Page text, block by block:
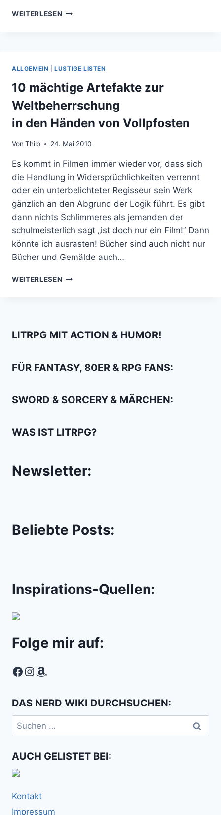
WEITERLESEN DER
GEGENÜBER
AUFWÄRMMONSTERN
ALLGEMEIN |LUSTIGE LISTEN
10 mächtige Artefakte zur
Weltbeherrschung
in den Händen von Vollpfosten
Von Thilo 24. Mai 2010
Es kommt in Filmen immer wieder vor, dass sich
die Handlung in Widersprüchlichkeiten verrennt
oder ein unterbelichteter Regisseur sein Werk
gänzlich an den Abgrund der Logik führt. Es gibt
dann nichts Schlimmeres als jemanden der
schulmeisterlich sagt „ist doch nur ein Film!“ Dann
könnte ich ausrasten! Bücher sind auch nicht nur
Bücher und Gemälde auch…
WEITERLESEN 10
DEN
VOLLPFOSTEN
LITRPG MIT ACTION & HUMOR!
FÜR FANTASY, 80ER & RPG FANS:
SWORD & SORCERY & MÄRCHEN:
WAS IST LITRPG?
Newsletter:
Beliebte Posts:
Inspirations-Quellen:
Folge mir auf:
Facebook
Instagram
Amazon
DAS NERD WIKI DURCHSUCHEN:
Suchen
nach:
AUCH GELISTET BEI:
Kontakt
Impressum